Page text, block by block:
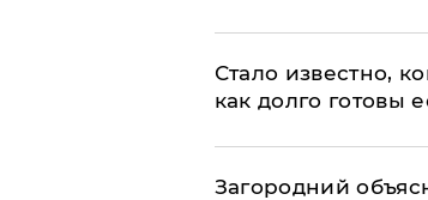
Стало известно,
как долго готовы
Загородний